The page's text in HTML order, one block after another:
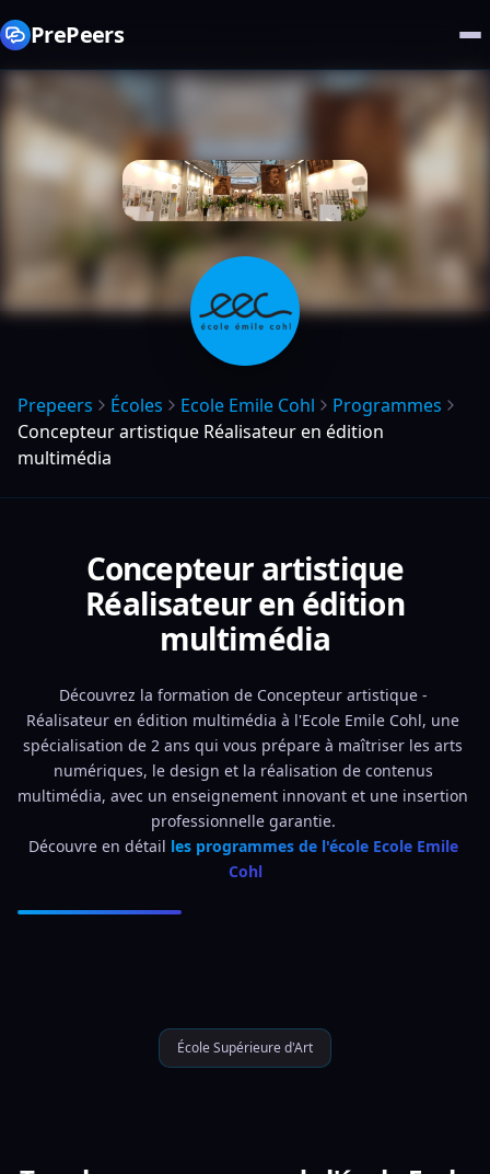
PrePeers
Prepeers Écoles Ecole Emile Cohl
Programmes
Concepteur artistique Réalisateur en édition
multimédia
Concepteur artistique
Réalisateur en édition
multimédia
Découvrez la formation de Concepteur artistique -
Réalisateur en édition multimédia à l'Ecole Emile Cohl, une
spécialisation de 2 ans qui vous prépare à maîtriser les arts
numériques, le design et la réalisation de contenus
multimédia, avec un enseignement innovant et une insertion
professionnelle garantie.
Découvre en détail les programmes de l'école Ecole Emile
Cohl
École Supérieure d'Art